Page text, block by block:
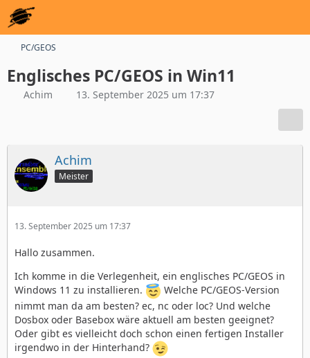
PC/GEOS
Englisches PC/GEOS in Win11
Achim 13. September 2025 um 17:37
Achim
Meister
13. September 2025 um 17:37
Hallo zusammen.
Ich komme in die Verlegenheit, ein englisches PC/GEOS in
Windows 11 zu installieren.
Welche PC/GEOS-Version
nimmt man da am besten? ec, nc oder loc? Und welche
Dosbox oder Basebox wäre aktuell am besten geeignet?
Oder gibt es vielleicht doch schon einen fertigen Installer
irgendwo in der Hinterhand?